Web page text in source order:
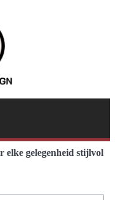
elke gelegenheid stijlvol